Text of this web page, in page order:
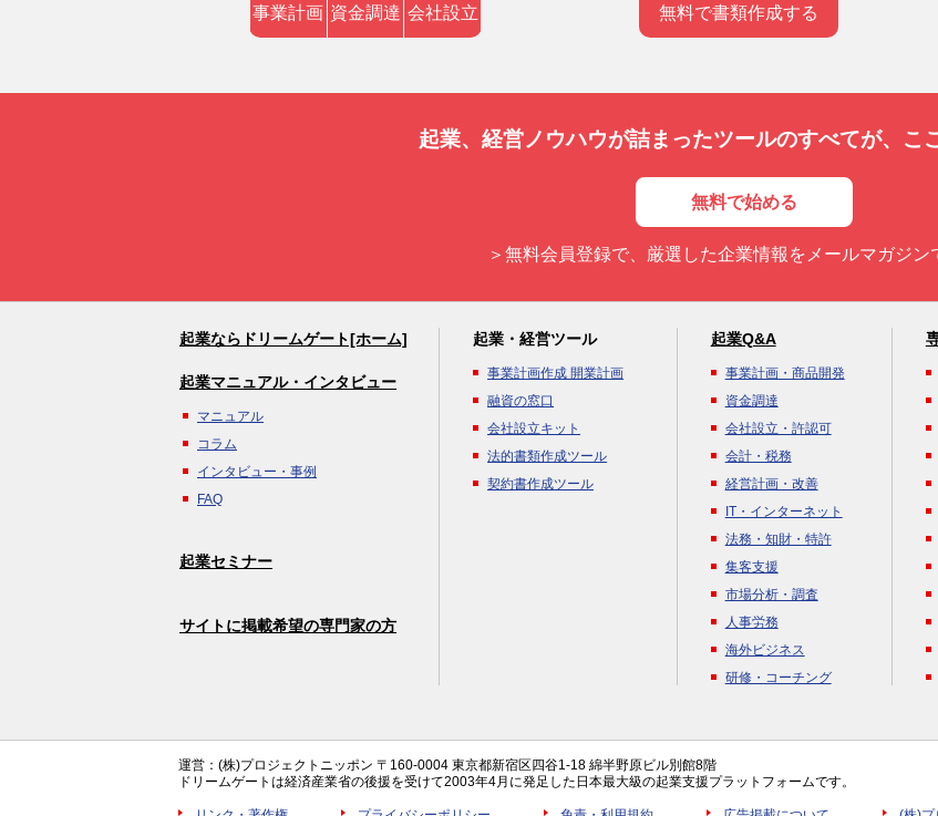
事業計画 資金調達 会社設立 無料で書類作成する
起業、経営ノウハウが詰まったツールのすべてが、 こ
無料で始める
＞無料会員登録で、厳選した企業情報をメールマガジン
起業ならドリームゲート[ホーム]
起業マニュアル・インタビュー
マニュアル
コラム
インタビュー・事例
FAQ
起業セミナー
サイトに掲載希望の専門家の方
起業・経営ツール
事業計画作成 開業計画
融資の窓口
会社設立キット
法的書類作成ツール
契約書作成ツール
起業Q&A
事業計画・商品開発
資金調達
会社設立・許認可
会計・税務
経営計画・改善
IT・インターネット
法務・知財・特許
集客支援
市場分析・調査
人事労務
海外ビジネス
研修・コーチング
運営：(株)プロジェクトニッポン 〒160-0004 東京都新宿区四谷1-18 綿半野原ビル別館8階
ドリームゲートは経済産業省の後援を受けて2003年4月に発足した日本最大級の起業支援プラットフォームです。